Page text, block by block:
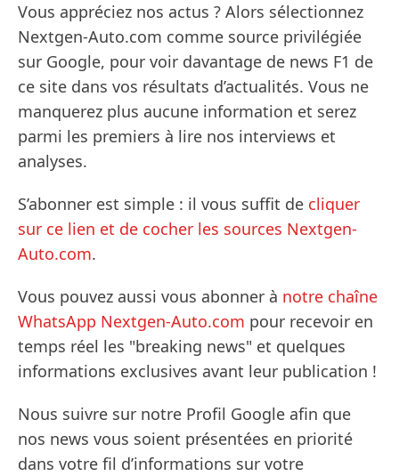
Vous appréciez nos actus ? Alors sélectionnez
Nextgen-Auto.com comme source privilégiée
sur Google, pour voir davantage de news F1 de
ce site dans vos résultats d’actualités. Vous ne
manquerez plus aucune information et serez
parmi les premiers à lire nos interviews et
analyses.
S’abonner est simple : il vous suffit de cliquer
sur ce lien et de cocher les sources Nextgen-
Auto.com.
Vous pouvez aussi vous abonner à notre chaîne
WhatsApp Nextgen-Auto.com pour recevoir en
temps réel les "breaking news" et quelques
informations exclusives avant leur publication !
Nous suivre sur notre Profil Google afin que
nos news vous soient présentées en priorité
dans votre fil d’informations sur votre